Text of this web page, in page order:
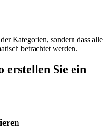
Kategorien, sondern dass alle
betrachtet werden.
Sie ein